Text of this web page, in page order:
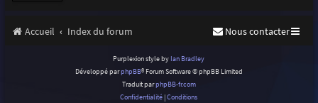
Accueil Index du forum Nous contacter
Purplexion style by Ian Bradley
Développé parphpBB® Forum Software © phpBB Limited
Traduit parphpBB-fr.com
Confidentialité |Conditions